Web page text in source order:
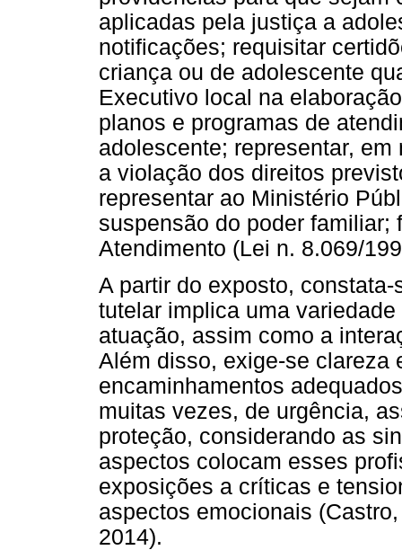
aplicadas pela justiça a
notificações; requisitar
criança ou de adolescente
Executivo local na
planos e programas de
adolescente; representar,
a violação dos direitos
representar ao Ministério
suspensão do poder
Atendimento (Lei n. 8.069/
A partir do exposto,
tutelar implica uma
atuação, assim como a
Além disso, exige-se clareza
encaminhamentos
muitas vezes, de urgência,
proteção, considerando as
aspectos colocam esses
exposições a críticas e
aspectos emocionais
2014).